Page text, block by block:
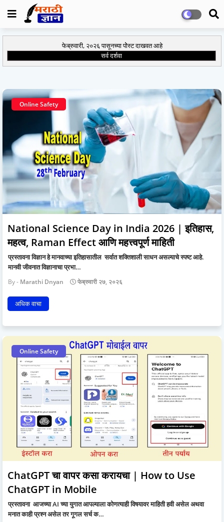
फेब्रुवारी, २०२६ पासूनच्या पोेस्ट दाखवत आहे
सर्व दर्शवा
Online Safety
National Science Day in India 2026 | इतिहास,
महत्व, Raman Effect आणि महत्त्वपूर्ण माहिती
प्रस्तावना विज्ञान हे मानवाच्या इतिहासातील सर्वात शक्तिशाली साधन असल्याचे स्पष्ट आहे.
मानवी जीवनात विज्ञानाचा प्रभा…
Marathi Dnyan फेब्रुवारी २७, २०२६
अधिक वाचा
Online Safety
ChatGPT चा वापर कसा करायचा | How to Use
ChatGPT in Mobile
प्रस्तावना आजच्या AI च्या युगात आपल्याला कोणत्याही विषयावर माहिती हवी असेल अथवा
मनात काही प्रश्न असेल तर गूगल सर्च क…